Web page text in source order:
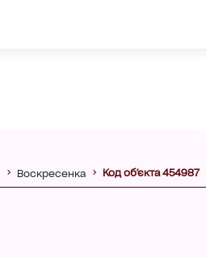
Воскресенка Код об'єкта 454987